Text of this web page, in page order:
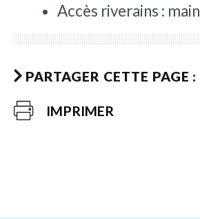
Accès riverains :
PARTAGER CETTE PAGE :
IMPRIMER